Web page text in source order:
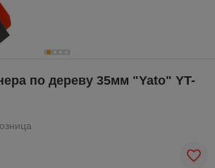
по дереву 35мм "Yato" YT-